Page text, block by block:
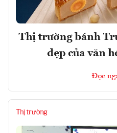
Thị trường bánh
đẹp của văn
Đọc
Thị trường